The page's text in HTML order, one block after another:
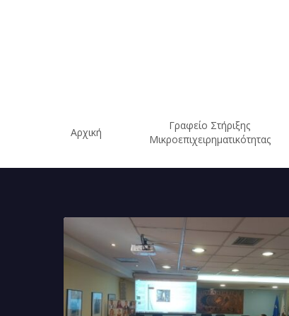
Αρχική
Γραφείο Στήριξης
Μικροεπιχειρηματικότητας
Ολοκληρώθηκε
workshop
«Πράσινη
Επιχειρηματικότητα